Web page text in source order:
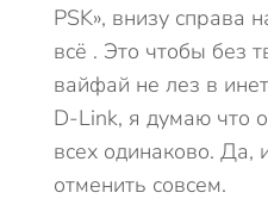
PSK», внизу справа
всё . Это чтобы без
вайфай не лез в
D-Link, я думаю что
всех одинаково. Да,
отменить совсем.